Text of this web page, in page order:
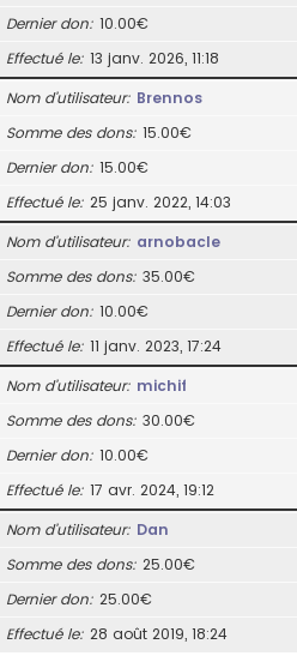
Dernier don 10.00€
Effectué le 13 janv. 2026, 11:18
Nom d’utilisateur Brennos
Somme des dons 15.00€
Dernier don 15.00€
Effectué le 25 janv. 2022, 14:03
Nom d’utilisateur arnobacle
Somme des dons 35.00€
Dernier don 10.00€
Effectué le 11 janv. 2023, 17:24
Nom d’utilisateur michif
Somme des dons 30.00€
Dernier don 10.00€
Effectué le 17 avr. 2024, 19:12
Nom d’utilisateur Dan
Somme des dons 25.00€
Dernier don 25.00€
Effectué le 28 août 2019, 18:24